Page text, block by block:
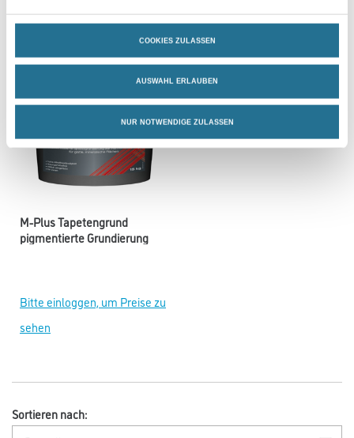
COOKIES ZULASSEN
AUSWAHL ERLAUBEN
NUR NOTWENDIGE ZULASSEN
sehen
sehen
M-Plus Tapetengrund
pigmentierte Grundierung
Bitte einloggen, um Preise zu
sehen
Sortieren nach: